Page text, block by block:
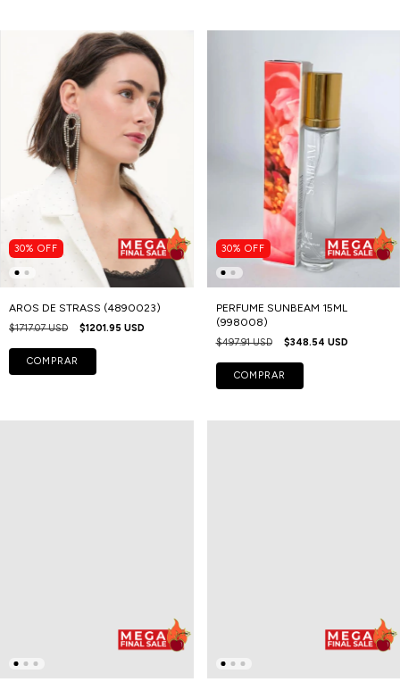
30% OFF
AROS DE STRASS (4890023)
$1717.07 USD $1201.95 USD
COMPRAR
30% OFF
PERFUME SUNBEAM 15ML
(998008)
$497.91 USD $348.54 USD
COMPRAR